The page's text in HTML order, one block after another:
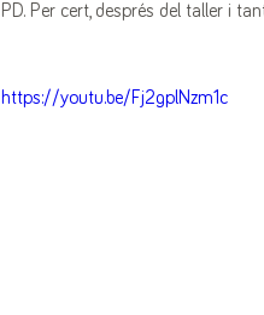
PD. Per cert, després del taller i
https://youtu.be/Fj2gplNzm1c